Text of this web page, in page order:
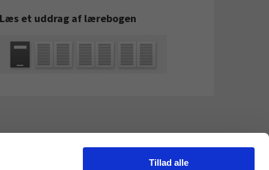
Tillad alle
Læs et uddrag af lærebogen